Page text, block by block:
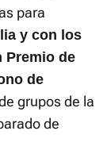
para
y con los
Premio de
de
grupos de la
de